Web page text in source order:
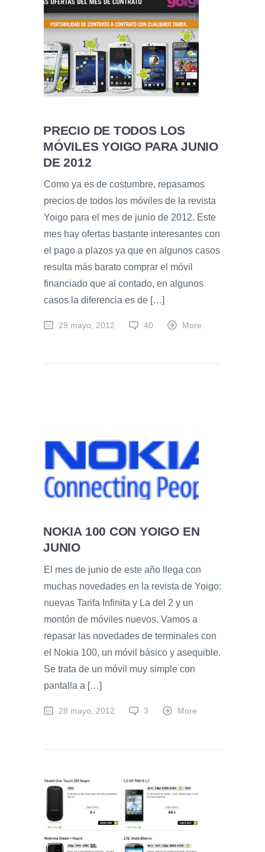
PRECIO DE TODOS LOS
MÓVILES YOIGO PARA JUNIO
DE 2012
Como ya es de costumbre, repasamos
precios de todos los móviles de la revista
Yoigo para el mes de junio de 2012. Este
mes hay ofertas bastante interesantes con
el pago a plazos ya que en algunos casos
resulta más barato comprar el móvil
financiado que al contado, en algunos
casos la diferencia es de […]
29 mayo, 2012 40 More
NOKIA 100 CON YOIGO EN
JUNIO
El mes de junio de este año llega con
muchas novedades en la revista de Yoigo:
nuevas Tarifa Infinita y La del 2 y un
montón de móviles nuevos. Vamos a
repasar las novedades de terminales con
el Nokia 100, un móvil básico y asequible.
Se trata de un móvil muy simple con
pantalla a […]
28 mayo, 2012 3 More